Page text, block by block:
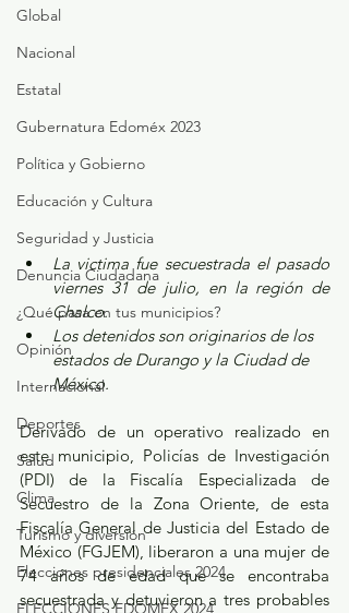
Global
Nacional
Estatal
Gubernatura Edoméx 2023
Política y Gobierno
Educación y Cultura
Seguridad y Justicia
Denuncia Ciudadana
¿Qué pasa en tus municipios?
Opinión
Internacional
Deportes
Salud
Clima
Turismo y diversión
Elecciones presidenciales 2024
ELECCIONES EDOMEX 2024
La victima fue secuestrada el pasado
viernes 31 de julio, en la región de
Chalco.
Los detenidos son originarios de los
estados de Durango y la Ciudad de
México.
Derivado de un operativo realizado en
este municipio, Policías de Investigación
(PDI) de la Fiscalía Especializada de
Secuestro de la Zona Oriente, de esta
Fiscalía General de Justicia del Estado de
México (FGJEM), liberaron a una mujer de
74 años de edad que se encontraba
secuestrada y detuvieron a tres probables